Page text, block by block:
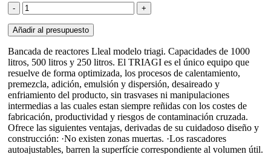
Reactores
LLEAL
modelo
Triagi
1000-
500-
250
litros
cantidad
Añadir al presupuesto
Bancada de reactores Lleal modelo triagi. Capacidades de 1000
litros, 500 litros y 250 litros. El TRIAGI es el único equipo que
resuelve de forma optimizada, los procesos de calentamiento,
premezcla, adición, emulsión y dispersión, desaireado y
enfriamiento del producto, sin trasvases ni manipulaciones
intermedias a las cuales estan siempre reñidas con los costes de
fabricación, productividad y riesgos de contaminación cruzada.
Ofrece las siguientes ventajas, derivadas de su cuidadoso diseño y
construcción: ·No existen zonas muertas. ·Los rascadores
autoajustables, barren la superfície correspondiente al volumen útil.